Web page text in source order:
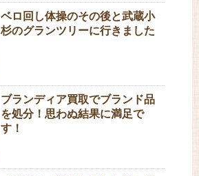
ベロ回し体操のその後と武蔵小
杉のグランツリーに行きました
ブランディア買取でブランド品
を処分！思わぬ結果に満足で
す！